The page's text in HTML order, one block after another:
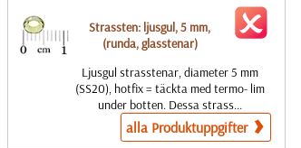
Strassten: ljusgul, 5 mm,
(runda, glasstenar)
Ljusgul strasstenar, diameter 5 mm
(SS20), hotfix = täckta med termo- lim
under botten. Dessa strass...
alla Produktuppgifter